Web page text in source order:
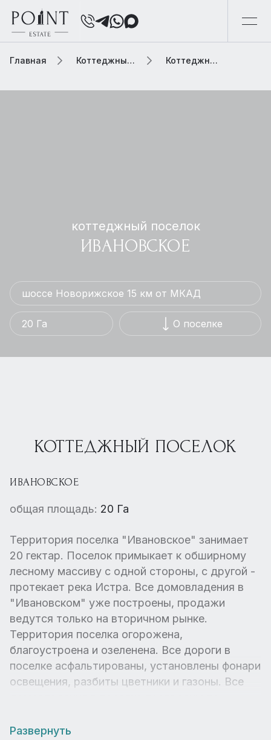
Главная Коттеджный поселок Коттеджный поселок ивановское
коттеджный поселок
ИВАНОВСКОЕ
шоссе Новорижское 15 км от МКАД
20 Га О поселке
КОТТЕДЖНЫЙ ПОСЕЛОК
ИВАНОВСКОЕ
общая площадь: 20 Га
Территория поселка "Ивановское" занимает
20 гектар. Поселок примыкает к обширному
лесному массиву с одной стороны, с другой -
протекает река Истра. Все домовладения в
"Ивановском" уже построены, продажи
ведутся только на вторичном рынке.
Территория поселка огорожена,
благоустроена и озеленена. Все дороги в
поселке асфальтированы, установлены фонари
освещения, разбиты цветники и газоны. Все
встретить как классические загородные
Развернуть